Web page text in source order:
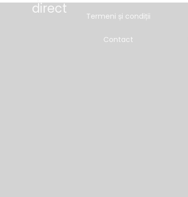
direct
Termeni și condiții
Contact